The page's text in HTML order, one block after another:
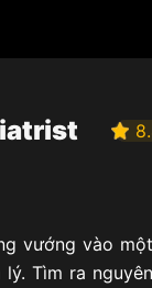
vướng vào
Tìm ra